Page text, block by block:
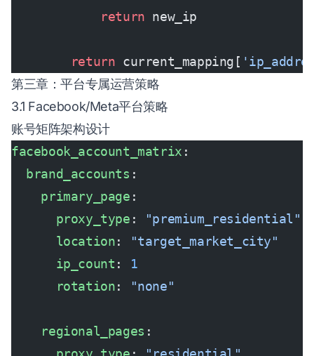
            return
new_ip
        return
current_mapping[
第三章：平台专属运营策略
3.1 Facebook/Meta平台策略
账号矩阵架构设计
facebook_account_matrix :
  brand_accounts
:
    primary_page
:
      proxy_type
:
"premium_residential"
      location
:
"target_market_city"
      ip_count
:
1
      rotation
: "none"
    regional_pages
: